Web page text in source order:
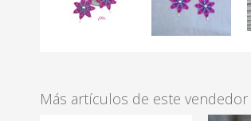
Más artículos de este vendedor